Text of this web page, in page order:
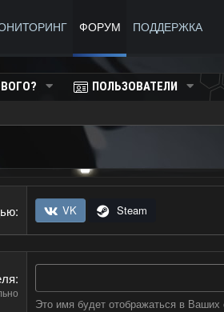
ФОРУМ ПОДДЕРЖКА
ПОЛЬЗОВАТЕЛИ
VK Steam
Это имя будет отображаться в